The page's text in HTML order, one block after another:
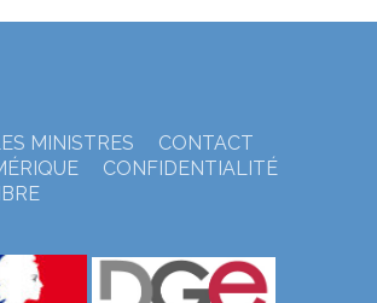
MINISTRES
CONTACT
CONFIDENTIALITÉ